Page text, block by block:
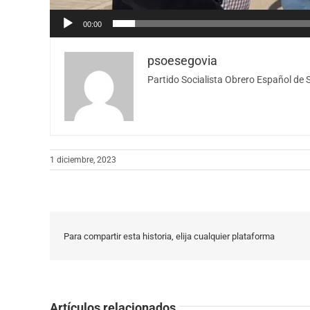
00:00
psoesegovia
Partido Socialista Obrero Español de
1 diciembre, 2023
Para compartir esta historia, elija cualquier plataforma